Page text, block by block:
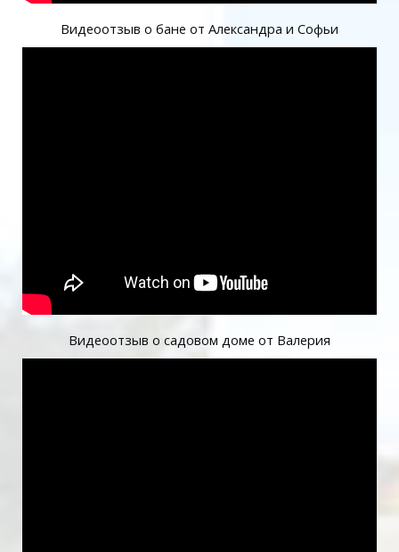
Видеоотзыв о бане от Александра и Софьи
Видеоотзыв о садовом доме от Валерия